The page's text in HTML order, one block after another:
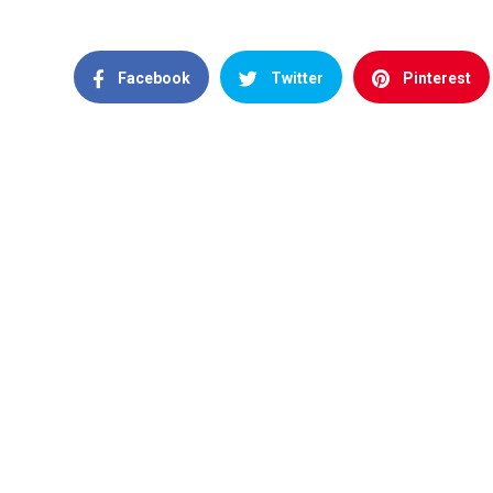
Facebook Twitter Pinterest